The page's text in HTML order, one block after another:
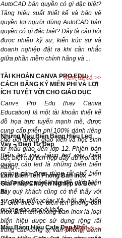
AutoCAD bản quyền có gì đặc biệt?
Tăng hiệu suất thiết kế và bảo vệ
quyền lợi người dùng AutoCAD bản
quyền có gì đặc biệt? Đây là câu hỏi
được nhiều kỹ sư, kiến trúc sư và
doanh nghiệp đặt ra khi cân nhắc
giữa phần mềm chính hãng và ...
TÀI KHOẢN CANVA PRO EDU:
CÁCH ĐĂNG KÝ MIỄN PHÍ VÀ LỢI
ÍCH TUYỆT VỜI CHO GIÁO DỤC
Canva Pro Edu (hay Canva
Education) là một tài khoản thiết kế
đồ họa trực tuyến mạnh mẽ, được
cung cấp miễn phí 100% dành riêng
cho đối tượng giáo viên và học sinh
từ mẫu giáo đến lớp 12. Phiên bản
đặc biệt này tích hợp đầy đủ mọi tính
năng ...
Làm Biển Tên Phòng Ban Inox –
Giải Pháp Chuyên Nghiệp và Bền
Bỉ
1. Giới thiệu về biển tên phòng ban
inox Biển tên phòng ban inox là loại
biển hiệu được sử dụng rộng rãi
trong các công ty, văn phòng, bệnh
Xem tất cả >>
Dự án đã hoàn thành
Những Mẫu Biển Bảng Hiệu Led
Vẫy – Điện Tử Đẹp
Biển led vẫy, bảng led vẫy, biển
quảng cáo led là những biển biển
quảng cáo được dùng rất phổ biến
và đa dạng trên khắp thế giới. Hiện
nay quý khách cũng có thể thấy với
sự phát triển của Xã hội thì biển
quảng cáo mọc ở khắp ...
Mẫu Bảng Hiệu Cafe Đẹp Nhất
Xem tất cả >>